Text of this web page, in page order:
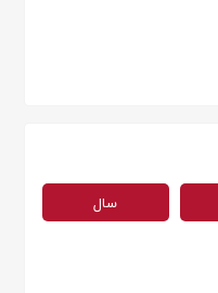
سال